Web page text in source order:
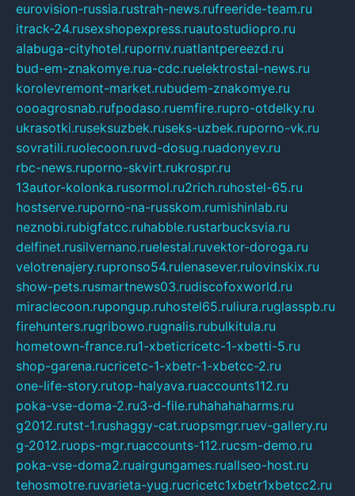
eurovision-russia.rustrah-news.rufreeride-team.ru
itrack-24.rusexshopexpress.ruautostudiopro.ru
alabuga-cityhotel.rupornv.ruatlantpereezd.ru
bud-em-znakomye.rua-cdc.ruelektrostal-news.ru
korolevremont-market.rubudem-znakomye.ru
oooagrosnab.rufpodaso.ruemfire.rupro-otdelky.ru
ukrasotki.ruseksuzbek.ruseks-uzbek.ruporno-vk.ru
sovratili.ruolecoon.ruvd-dosug.ruadonyev.ru
rbc-news.ruporno-skvirt.rukrospr.ru
13autor-kolonka.rusormol.ru2rich.ruhostel-65.ru
hostserve.ruporno-na-russkom.rumishinlab.ru
neznobi.rubigfatcc.ruhabble.rustarbucksvia.ru
delfinet.rusilvernano.ruelestal.ruvektor-doroga.ru
velotrenajery.rupronso54.rulenasever.rulovinskix.ru
show-pets.rusmartnews03.rudiscofoxworld.ru
miraclecoon.rupongup.ruhostel65.ruliura.ruglasspb.ru
firehunters.rugribowo.rugnalis.rubulkitula.ru
hometown-france.ru1-xbeticricetc-1-xbetti-5.ru
shop-garena.rucricetc-1-xbetr-1-xbetcc-2.ru
one-life-story.rutop-halyava.ruaccounts112.ru
poka-vse-doma-2.ru3-d-file.ruhahahaharms.ru
g2012.rutst-1.rushaggy-cat.ruopsmgr.ruev-gallery.ru
g-2012.ruops-mgr.ruaccounts-112.rucsm-demo.ru
poka-vse-doma2.ruairgungames.ruallseo-host.ru
tehosmotre.ruvarieta-yug.rucricetc1xbetr1xbetcc2.ru